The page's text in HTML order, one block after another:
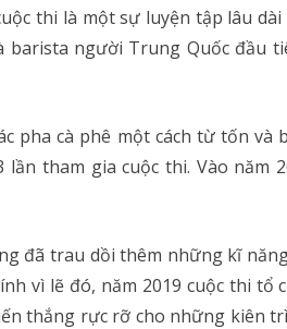
thi là một sự luyện tập lâu dài
barista người Trung Quốc đầu
pha cà phê một cách từ tốn và
tham gia cuộc thi. Vào năm
đã trau dồi thêm những kĩ
vì lẽ đó, năm 2019 cuộc thi tổ
thắng rực rỡ cho những kiên